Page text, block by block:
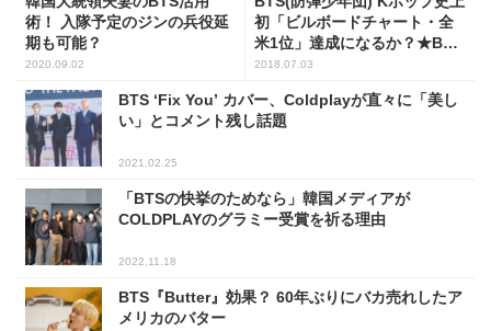
術！ 入隊予定のジンの兵役延
期も可能？
2020.09.02
初「ビルボードチャート・全
米1位」達成になるか？★BTS
の最新ニュースまとめ★
2018.07.03
BTS ‘Fix You’ カバー、Coldplayが直々に「美し
い」とコメント残し話題
2021.02.25
「BTSの快挙のためなら」韓国メディアが
COLDPLAYのグラミー受賞を祈る理由
2022.11.18
BTS『Butter』効果？ 60年ぶりにバカ売れしたア
メリカのバター